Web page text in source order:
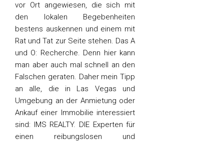
vor Ort angewiesen, die sich mit
den lokalen Begebenheiten
bestens auskennen und einem mit
Rat und Tat zur Seite stehen. Das A
und O: Recherche. Denn hier kann
man aber auch mal schnell an den
Falschen geraten. Daher mein Tipp
an alle, die in Las Vegas und
Umgebung an der Anmietung oder
Ankauf einer Immobilie interessiert
sind: IMS REALTY. DIE Experten für
einen reibungslosen und